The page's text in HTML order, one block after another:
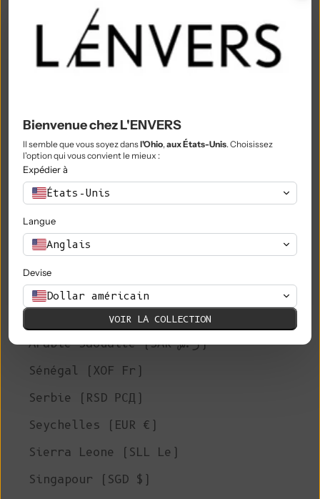
Philippines (PHP ₱)
Îles Pitcairn (NZD $)
Pologne (PLN zł)
Qatar (QAR ر.ق)
Réunion (EUR €)
Roumanie (RON Lei)
Russie (EUR €)
Rwanda (RWF FRw)
Saint-Marin (EUR €)
São Tomé & Príncipe (STD Db)
Arabie Saoudite (SAR ر.س)
Sénégal (XOF Fr)
Serbie (RSD РСД)
Seychelles (EUR €)
Sierra Leone (SLL Le)
Singapour (SGD $)
Bienvenue chez L'ENVERS
Il semble que vous soyez dansl'Ohio, aux États-Unis. Choisissez
l'option qui vous convient le mieux :
Expédier à
États-Unis
Langue
Anglais
Devise
Dollar américain
VOIR LA COLLECTION